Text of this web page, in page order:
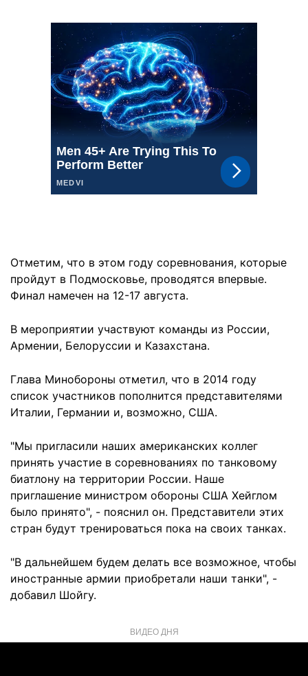
Отметим, что в этом году соревнования, которые
пройдут в Подмосковье, проводятся впервые.
Финал намечен на 12-17 августа.
В мероприятии участвуют команды из России,
Армении, Белоруссии и Казахстана.
Глава Минобороны отметил, что в 2014 году
список участников пополнится представителями
Италии, Германии и, возможно, США.
"Мы пригласили наших американских коллег
принять участие в соревнованиях по танковому
биатлону на территории России. Наше
приглашение министром обороны США Хейглом
было принято", - пояснил он. Представители этих
стран будут тренироваться пока на своих танках.
"В дальнейшем будем делать все возможное, чтобы
иностранные армии приобретали наши танки", -
добавил Шойгу.
ВИДЕО ДНЯ